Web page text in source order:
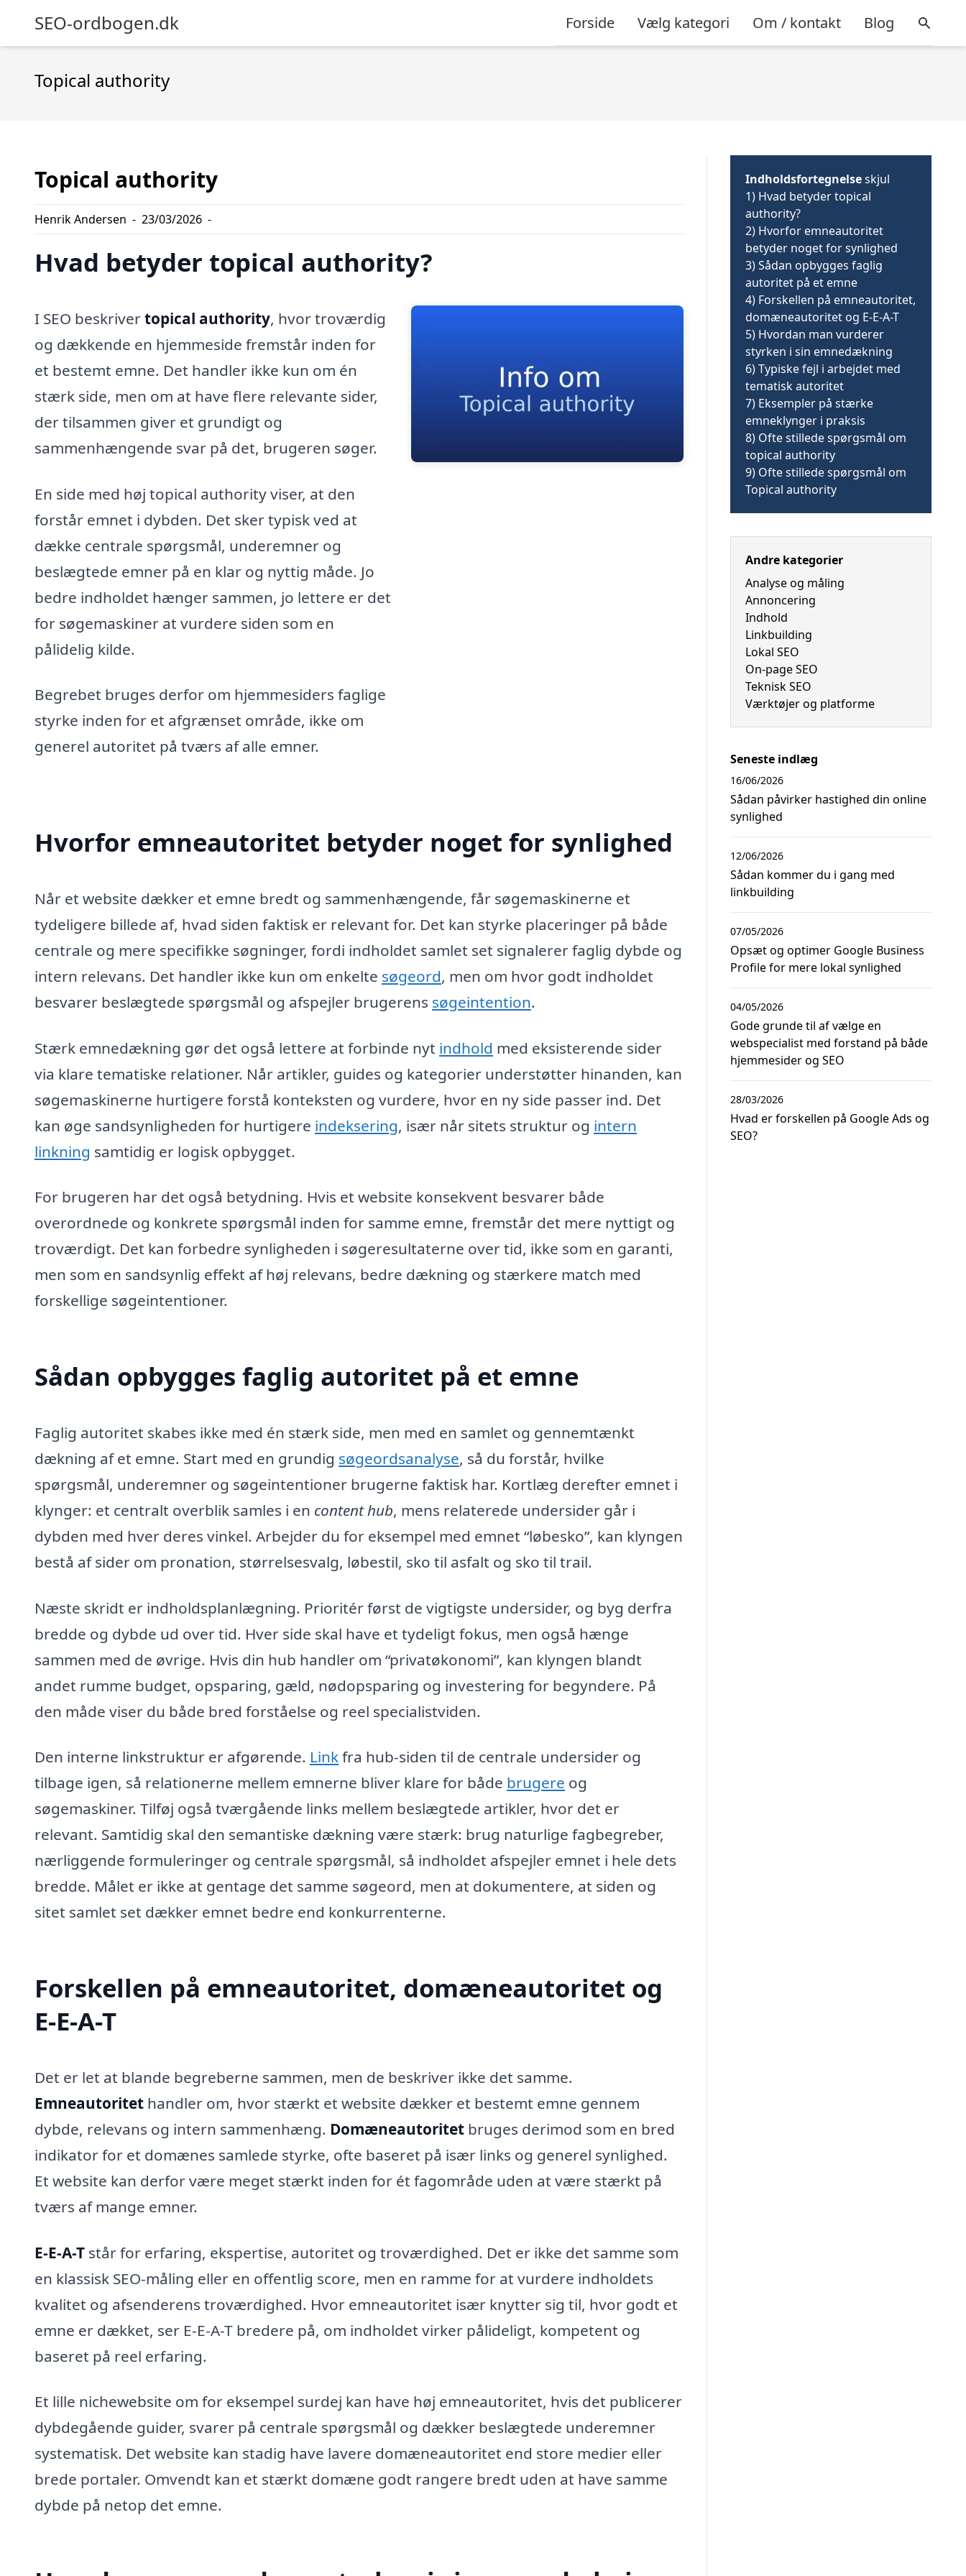
SEO-ordbogen.dk Forside Vælg kategori Om / kontakt Blog
Topical authority
Topical authority
Henrik Andersen - 23/03/2026 -
Hvad betyder topical authority?
I SEO beskrivertopical authority, hvor troværdig
og dækkende en hjemmeside fremstår inden for
et bestemt emne. Det handler ikke kun om én
stærk side, men om at have flere relevante sider,
der tilsammen giver et grundigt og
sammenhængende svar på det, brugeren søger.
En side med høj topical authority viser, at den
forstår emnet i dybden. Det sker typisk ved at
dække centrale spørgsmål, underemner og
beslægtede emner på en klar og nyttig måde. Jo
bedre indholdet hænger sammen, jo lettere er det
for søgemaskiner at vurdere siden som en
pålidelig kilde.
Begrebet bruges derfor om hjemmesiders faglige
styrke inden for et afgrænset område, ikke om
generel autoritet på tværs af alle emner.
Hvorfor emneautoritet betyder noget for synlighed
Når et website dækker et emne bredt og sammenhængende, får søgemaskinerne et
tydeligere billede af, hvad siden faktisk er relevant for. Det kan styrke placeringer på både
centrale og mere specifikke søgninger, fordi indholdet samlet set signalerer faglig dybde og
intern relevans. Det handler ikke kun om enkelte søgeord, men om hvor godt indholdet
besvarer beslægtede spørgsmål og afspejler brugerens søgeintention.
Stærk emnedækning gør det også lettere at forbinde nyt indhold med eksisterende sider
via klare tematiske relationer. Når artikler, guides og kategorier understøtter hinanden, kan
søgemaskinerne hurtigere forstå konteksten og vurdere, hvor en ny side passer ind. Det
kan øge sandsynligheden for hurtigere indeksering, især når sitets struktur og intern
linkning samtidig er logisk opbygget.
For brugeren har det også betydning. Hvis et website konsekvent besvarer både
overordnede og konkrete spørgsmål inden for samme emne, fremstår det mere nyttigt og
troværdigt. Det kan forbedre synligheden i søgeresultaterne over tid, ikke som en garanti,
men som en sandsynlig effekt af høj relevans, bedre dækning og stærkere match med
forskellige søgeintentioner.
Sådan opbygges faglig autoritet på et emne
Faglig autoritet skabes ikke med én stærk side, men med en samlet og gennemtænkt
dækning af et emne. Start med en grundig søgeordsanalyse, så du forstår, hvilke
spørgsmål, underemner og søgeintentioner brugerne faktisk har. Kortlæg derefter emnet i
klynger: et centralt overblik samles i en content hub, mens relaterede undersider går i
dybden med hver deres vinkel. Arbejder du for eksempel med emnet “løbesko”, kan klyngen
bestå af sider om pronation, størrelsesvalg, løbestil, sko til asfalt og sko til trail.
Næste skridt er indholdsplanlægning. Prioritér først de vigtigste undersider, og byg derfra
bredde og dybde ud over tid. Hver side skal have et tydeligt fokus, men også hænge
sammen med de øvrige. Hvis din hub handler om “privatøkonomi”, kan klyngen blandt
andet rumme budget, opsparing, gæld, nødopsparing og investering for begyndere. På
den måde viser du både bred forståelse og reel specialistviden.
Den interne linkstruktur er afgørende. Linkfra hub-siden til de centrale undersider og
tilbage igen, så relationerne mellem emnerne bliver klare for både brugere og
søgemaskiner. Tilføj også tværgående links mellem beslægtede artikler, hvor det er
relevant. Samtidig skal den semantiske dækning være stærk: brug naturlige fagbegreber,
nærliggende formuleringer og centrale spørgsmål, så indholdet afspejler emnet i hele dets
bredde. Målet er ikke at gentage det samme søgeord, men at dokumentere, at siden og
sitet samlet set dækker emnet bedre end konkurrenterne.
Forskellen på emneautoritet, domæneautoritet og
E-E-A-T
Det er let at blande begreberne sammen, men de beskriver ikke det samme.
Emneautoritet handler om, hvor stærkt et website dækker et bestemt emne gennem
dybde, relevans og intern sammenhæng. Domæneautoritet bruges derimod som en bred
indikator for et domænes samlede styrke, ofte baseret på især links og generel synlighed.
Et website kan derfor være meget stærkt inden for ét fagområde uden at være stærkt på
tværs af mange emner.
E-E-A-T står for erfaring, ekspertise, autoritet og troværdighed. Det er ikke det samme som
en klassisk SEO-måling eller en offentlig score, men en ramme for at vurdere indholdets
kvalitet og afsenderens troværdighed. Hvor emneautoritet især knytter sig til, hvor godt et
emne er dækket, ser E-E-A-T bredere på, om indholdet virker pålideligt, kompetent og
baseret på reel erfaring.
Et lille nichewebsite om for eksempel surdej kan have høj emneautoritet, hvis det publicerer
dybdegående guider, svarer på centrale spørgsmål og dækker beslægtede underemner
systematisk. Det website kan stadig have lavere domæneautoritet end store medier eller
brede portaler. Omvendt kan et stærkt domæne godt rangere bredt uden at have samme
dybde på netop det emne.
Indholdsfortegnelseskjul
1) Hvad betyder topical
authority?
2) Hvorfor emneautoritet
betyder noget for synlighed
3)Sådan opbygges faglig
autoritet på et emne
4) Forskellen på emneautoritet,
domæneautoritet og E-E-A-T
5) Hvordan man vurderer
styrken i sin emnedækning
6)Typiske fejl i arbejdet med
tematisk autoritet
7) Eksempler på stærke
emneklynger i praksis
8) Ofte stillede spørgsmål om
topical authority
9) Ofte stillede spørgsmål om
Topical authority
Andre kategorier
Analyse og måling
Annoncering
Indhold
Linkbuilding
Lokal SEO
On-page SEO
Teknisk SEO
Værktøjer og platforme
Seneste indlæg
Sådan påvirker hastighed din online
synlighed
16/06/2026
Sådan kommer du i gang med
linkbuilding
12/06/2026
Opsæt og optimer Google Business
Profile for mere lokal synlighed
07/05/2026
Gode grunde til af vælge en
webspecialist med forstand på både
hjemmesider og SEO
04/05/2026
Hvad er forskellen på Google Ads og
SEO?
28/03/2026